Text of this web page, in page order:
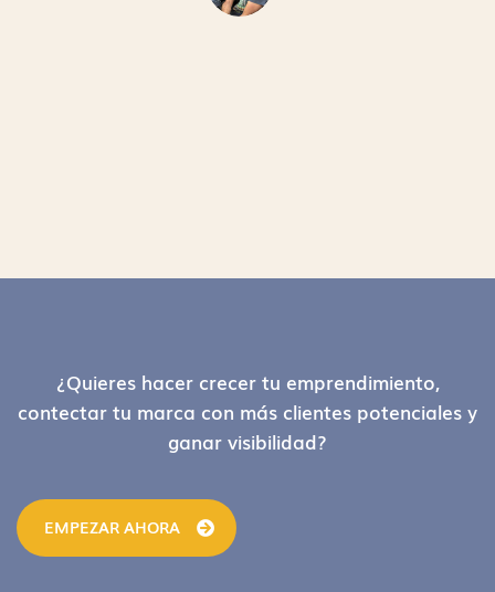
Footer¿Quieres hacer crecer tu emprendimiento,
contectar tu marca con más clientes potenciales y
ganar visibilidad?
EMPEZAR AHORA